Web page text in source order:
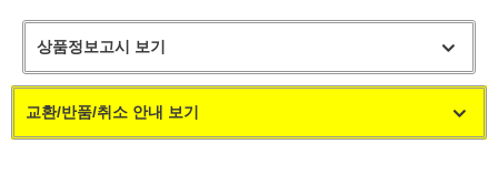
상품정보고시 보기
교환/반품/취소 안내 보기